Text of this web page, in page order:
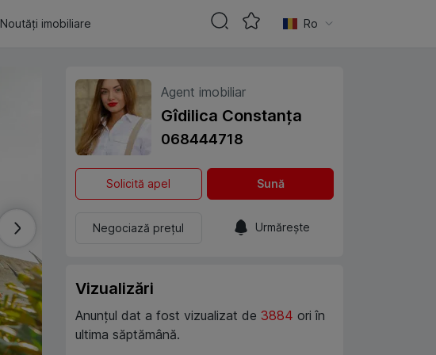
Agent imobiliar
Gîdilica Constanța
068444718
Solicită apel Sună
Negociază prețul Urmărește
Vizualizări
Anunțul dat a fost vizualizat de 3884 ori în
ultima săptămână.
Noutăți imobiliare Ro